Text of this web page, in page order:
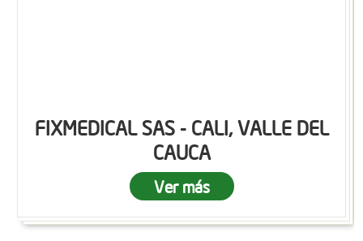
FIXMEDICAL SAS - CALI, VALLE DEL
CAUCA
Ver más